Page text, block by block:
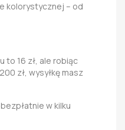
kolorystycznej – od
16 zł, ale robiąc
zł, wysyłkę masz
w kilku